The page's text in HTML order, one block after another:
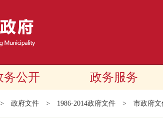
务公开 政务服务
政府文件 > 1986-2014政府文件 > 市政府文